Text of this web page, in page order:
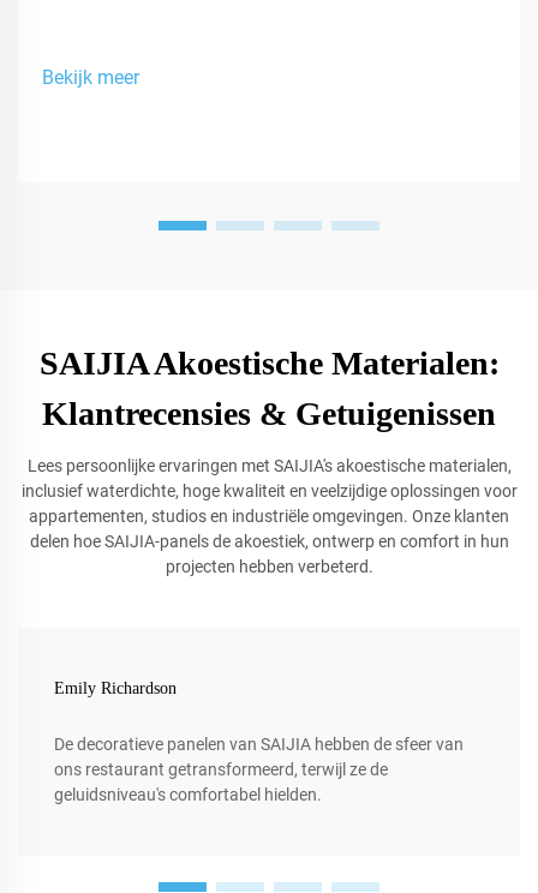
Bekijk meer
SAIJIA Akoestische Materialen:
Klantrecensies & Getuigenissen
Lees persoonlijke ervaringen met SAIJIA's akoestische materialen,
inclusief waterdichte, hoge kwaliteit en veelzijdige oplossingen voor
appartementen, studios en industriële omgevingen. Onze klanten
delen hoe SAIJIA-panels de akoestiek, ontwerp en comfort in hun
projecten hebben verbeterd.
Emily Richardson
De decoratieve panelen van SAIJIA hebben de sfeer van
ons restaurant getransformeerd, terwijl ze de
geluidsniveau's comfortabel hielden.